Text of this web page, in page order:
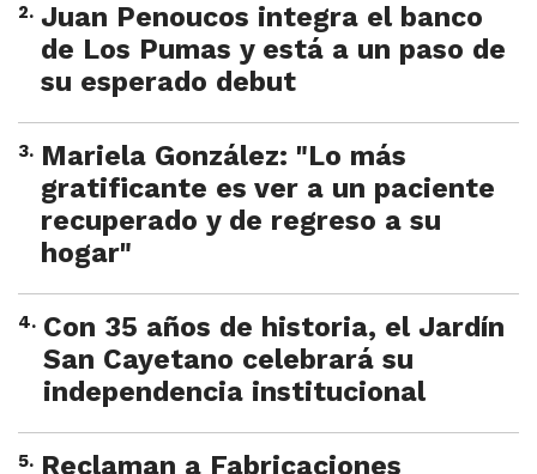
2. Juan Penoucos integra el banco
de Los Pumas y está a un paso de
su esperado debut
3. Mariela González: "Lo más
gratificante es ver a un paciente
recuperado y de regreso a su
hogar"
4. Con 35 años de historia, el Jardín
San Cayetano celebrará su
independencia institucional
5. Reclaman a Fabricaciones